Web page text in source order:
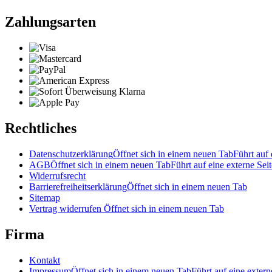
Zahlungsarten
Rechtliches
DatenschutzerklärungÖffnet sich in einem neuen TabFührt auf
AGBÖffnet sich in einem neuen TabFührt auf eine externe
Widerrufsrecht
BarrierefreiheitserklärungÖffnet sich in einem neuen Tab
Sitemap
Vertrag widerrufen Öffnet sich in einem neuen Tab
Firma
Kontakt